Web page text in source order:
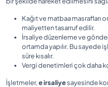
Kağıt ve matbaa masrafları
maliyetten tasarruf edilir.
İrsaliye düzenleme ve
ortamda yapılır. Bu sayede
süre kısalır.
Vergi denetimleri çok daha
İşletmeler,e irsaliyesayesinde